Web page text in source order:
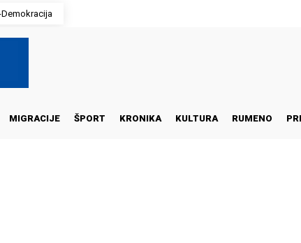
Demokracija
MIGRACIJE ŠPORT KRONIKA KULTURA RUMENO